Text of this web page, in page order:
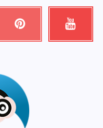
Pinterest
Épinglez
Youtube
Regardez